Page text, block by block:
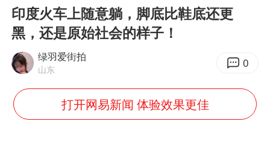
酒店回应车内过夜被收150元
商场现钱学森巨幅海报 负责人回应
杭州全市有序停课
印度火车上随意躺，脚底比鞋底还更
黑，还是原始社会的样子！
绿羽爱街拍
山东 0
打开网易新闻 体验效果更佳